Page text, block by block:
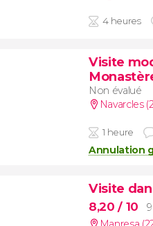
4 heures
Visite
Non évalué
Navarcles
1 heure
Annulation
Visite
8,20/ 10